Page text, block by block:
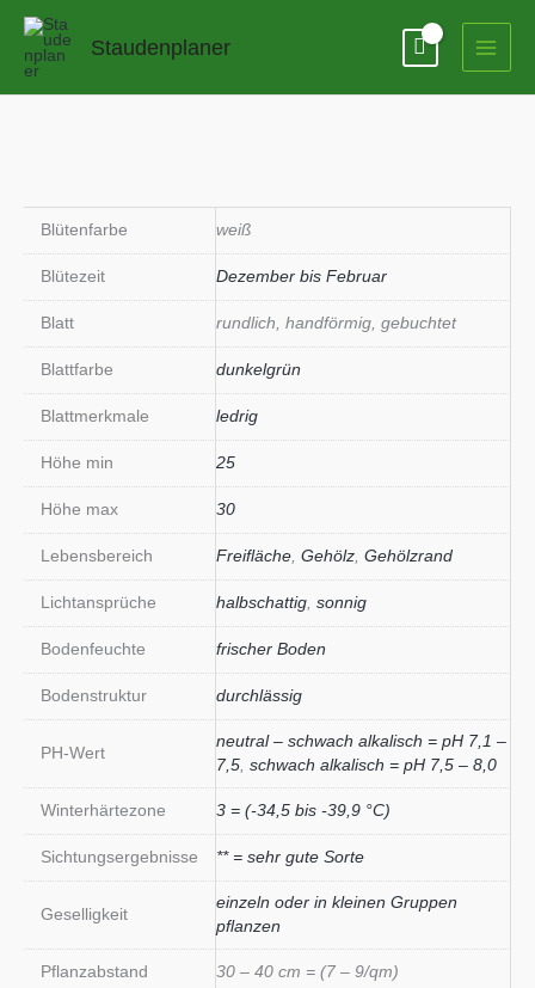
Zum
springen
Staudenplaner
Blütenfarbe weiß
Blütezeit Dezember bis Februar
Blatt rundlich, handförmig, gebuchtet
Blattfarbe dunkelgrün
Blattmerkmale ledrig
Höhe min 25
Höhe max 30
Lebensbereich Freifläche Gehölz Gehölzrand
Lichtansprüche halbschattig sonnig
Bodenfeuchte frischer Boden
Bodenstruktur durchlässig
PH-Wert
neutral – schwach alkalisch = pH 7,1 –
7,5 schwach alkalisch = pH 7,5 – 8,0
Winterhärtezone 3 = (-34,5 bis -39,9 °C)
Sichtungsergebnisse ** = sehr gute Sorte
Geselligkeit
einzeln oder in kleinen Gruppen
pflanzen
Pflanzabstand 30 – 40 cm = (7 – 9/qm)